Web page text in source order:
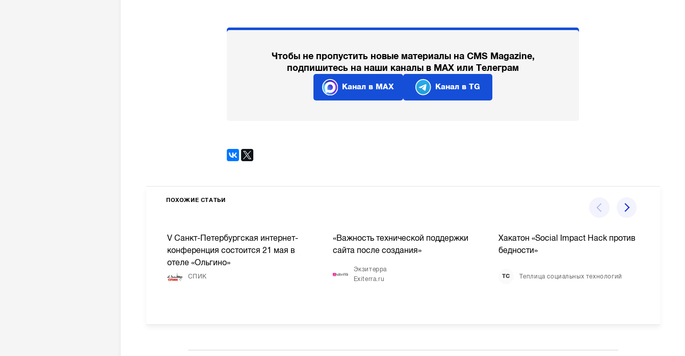
Чтобы не пропустить новые материалы на CMS Magazine,
подпишитесь на наши каналы в MAX или Телеграм
Канал в MAX Канал в TG
ПОХОЖИЕ СТАТЬИ
V Санкт-Петербургская интернет-
конференция состоится 21 мая в
отеле «Ольгино»
СПИК
«Важность технической поддержки
сайта после создания»
Экзитерра
Exiterra.ru
Хакатон «Social Impact Hack против
бедности»
ТС Теплица социальных технологий